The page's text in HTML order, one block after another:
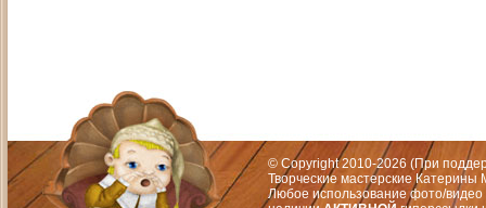
© Copyright 2010-2026 (При
Творческие мастерские
Любое использование фото/видео